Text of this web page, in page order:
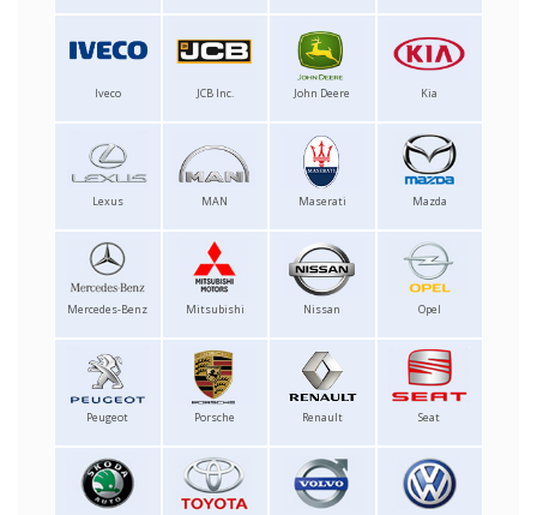
Iveco JCB Inc. John Deere Kia
Lexus MAN Maserati Mazda
Mercedes-Benz Mitsubishi Nissan Opel
Peugeot Porsche Renault Seat